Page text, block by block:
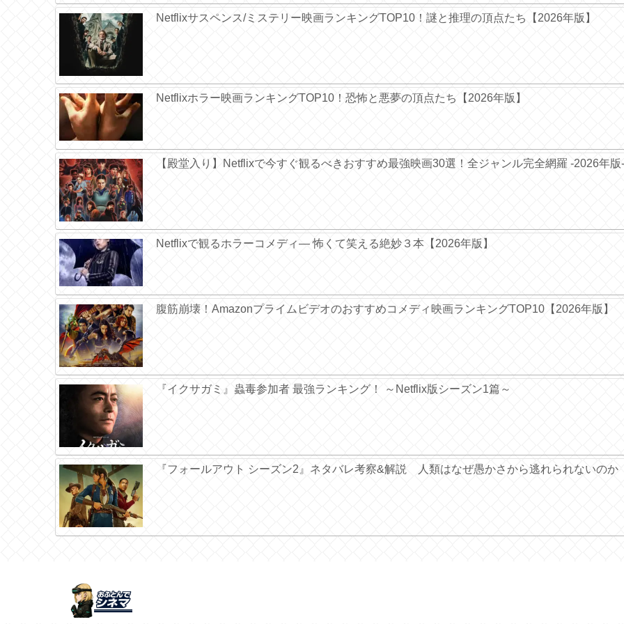
Netflixサスペンス/ミステリー映画ランキングTOP10！謎と推理の頂点たち【2026年版】
Netflixホラー映画ランキングTOP10！恐怖と悪夢の頂点たち【2026年版】
【殿堂入り】Netflixで今すぐ観るべきおすすめ最強映画30選！全ジャンル完全網羅 -2026年版-
Netflixで観るホラーコメディ― 怖くて笑える絶妙３本【2026年版】
腹筋崩壊！Amazonプライムビデオのおすすめコメディ映画ランキングTOP10【2026年版】
『イクサガミ』蟲毒参加者 最強ランキング！ ～Netflix版シーズン1篇～
『フォールアウト シーズン2』ネタバレ考察&解説 人類はなぜ愚かさから逃れられないのか